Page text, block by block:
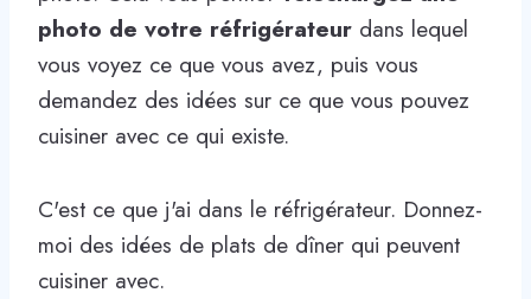
photo de votre réfrigérateur dans lequel
vous voyez ce que vous avez, puis vous
demandez des idées sur ce que vous pouvez
cuisiner avec ce qui existe.
C'est ce que j'ai dans le réfrigérateur. Donnez-
moi des idées de plats de dîner qui peuvent
cuisiner avec.